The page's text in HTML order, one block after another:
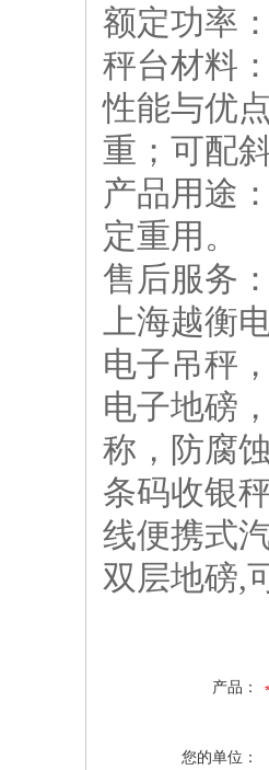
额定功率
秤台材料
性能与优
重；可配
产品用途
定重用。
售后服务
上海越衡
电子吊秤
电子地磅
称，防腐
条码收银
线便携式
双层地磅,
产品：
您的单位：